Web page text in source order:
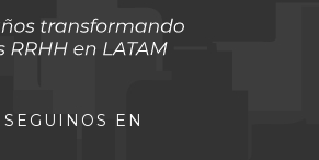
SEGUINOS EN